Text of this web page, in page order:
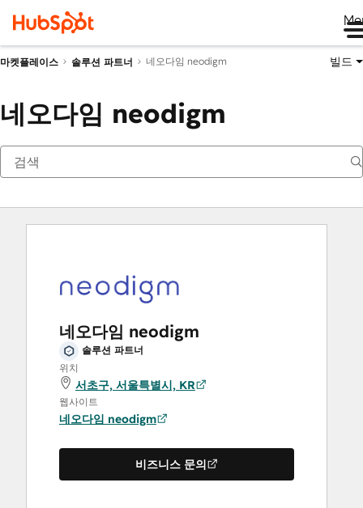
마켓플레이스 솔루션 파트너 네오다임 neodigm 빌드
네오다임 neodigm
네오다임 neodigm
솔루션 파트너
위치
서초구, 서울특별시, KR
웹사이트
네오다임 neodigm
비즈니스 문의